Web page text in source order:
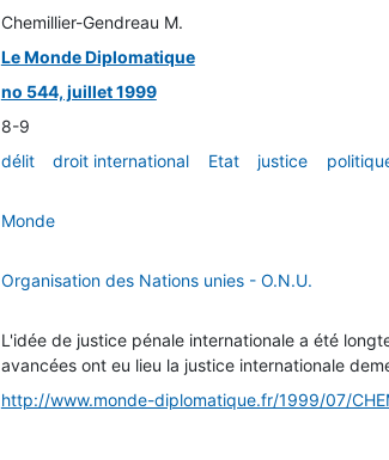
Chemillier-Gendreau M.
Le Monde Diplomatique
no 544, juillet 1999
8-9
délit droit international Etat justice
Monde
Organisation des Nations unies - O.N.U.
L'idée de justice pénale internationale a été
avancées ont eu lieu la justice internationale
http://www.monde-diplomatique.fr/1999/07/